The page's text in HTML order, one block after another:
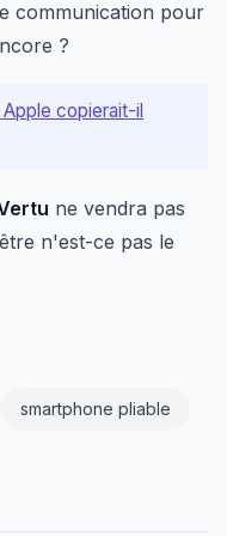
communication pour
?
Apple copierait-il
ne vendra pas
n'est-ce pas le
smartphone pliable